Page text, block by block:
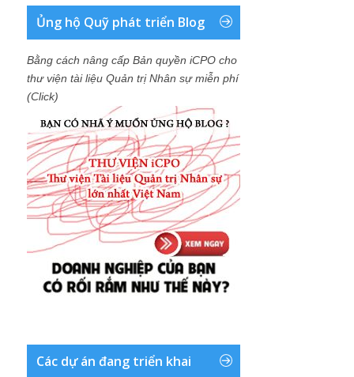
Ủng hộ Quỹ phát triển Blog
Bằng cách nâng cấp Bản quyền iCPO cho
thư viện tài liệu Quản trị Nhân sự miễn phí
(Click)
Các dự án đang triển khai